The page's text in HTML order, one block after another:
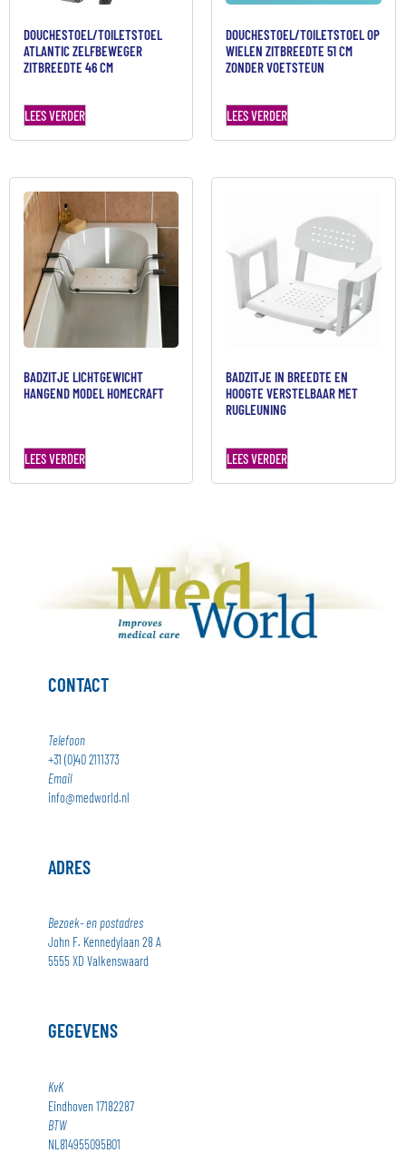
DOUCHESTOEL/TOILETSTOEL
ATLANTIC ZELFBEWEGER
ZITBREEDTE 46 CM
LEES VERDER
DOUCHESTOEL/TOILETSTOEL OP
WIELEN ZITBREEDTE 51 CM
ZONDER VOETSTEUN
LEES VERDER
BADZITJE LICHTGEWICHT
HANGEND MODEL HOMECRAFT
LEES VERDER
BADZITJE IN BREEDTE EN
HOOGTE VERSTELBAAR MET
RUGLEUNING
LEES VERDER
CONTACT
Telefoon
+31 (0)40 2111373
Email
info@medworld.nl
ADRES
Bezoek- en postadres
John F. Kennedylaan 28 A
5555 XD Valkenswaard
GEGEVENS
KvK
Eindhoven 17182287
BTW
NL814955095B01